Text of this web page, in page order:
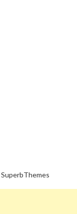
SuperbThemes